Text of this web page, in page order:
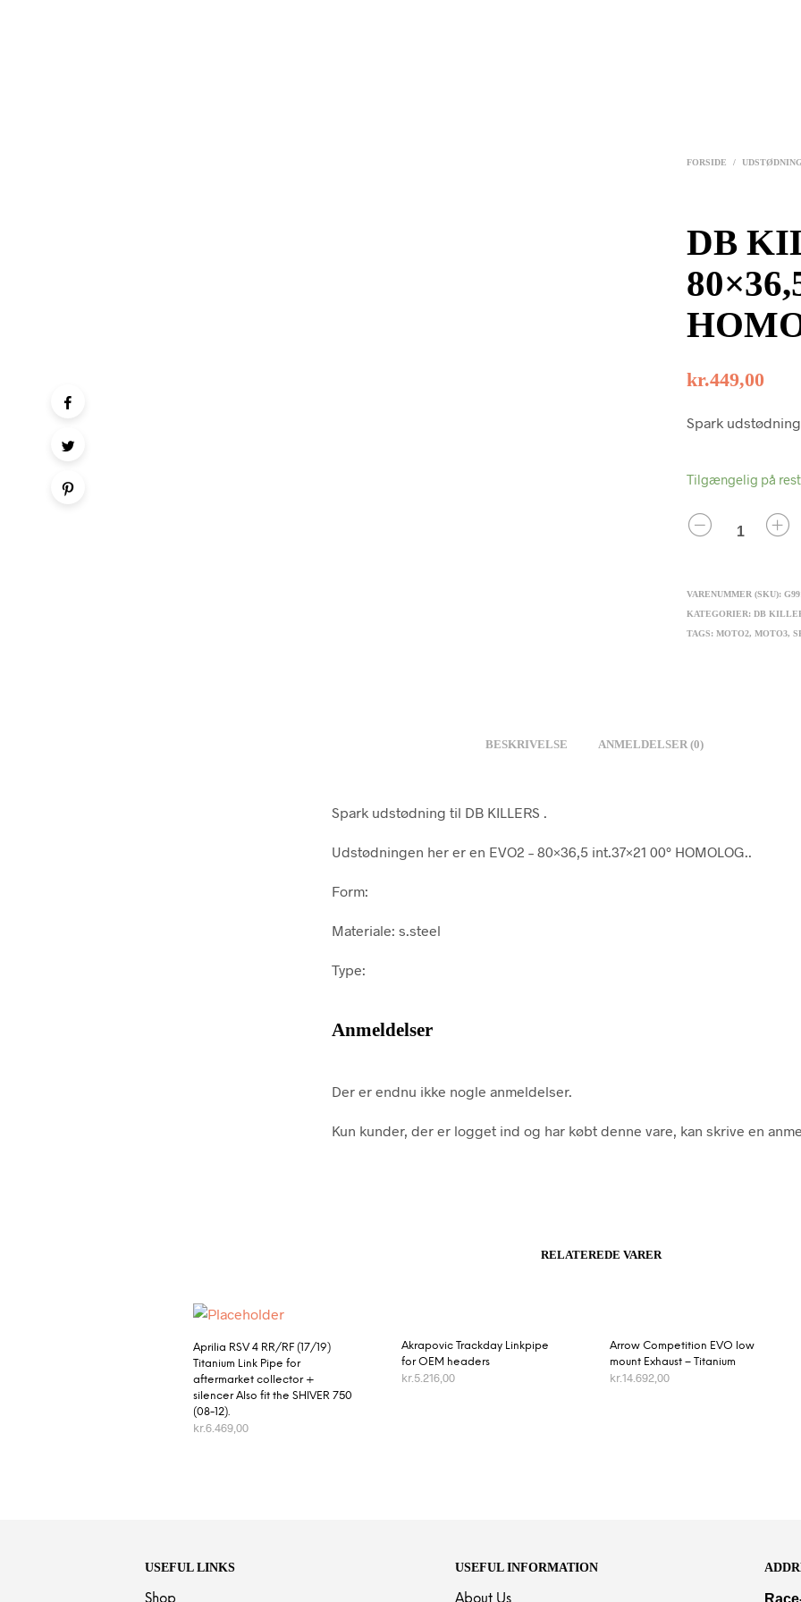
FORSIDE /
DB
kr.449,00
Spark udstødning
Tilgængelig på
ANTAL
VARENUMMER (SKU):
KATEGORIER:DB
TAGS:MOTO2,MOTO3,
BESKRIVELSE ANMELDELSER (0)
Spark udstødning til DB KILLERS .
Udstødningen her er en EVO2 – 80×36,5 int.37×21 00° HOMOLOG..
Form:
Materiale: s.steel
Type:
Anmeldelser
Der er endnu ikke nogle anmeldelser.
Kun kunder, der er logget ind og har købt denne vare, kan skrive en
RELATEREDE VARER
Aprilia RSV 4 RR/RF (17/19)
Titanium Link Pipe for
aftermarket collector +
silencer Also fit the SHIVER 750
(08-12).
kr.6.469,00
Akrapovic Trackday Linkpipe
for OEM headers
kr.5.216,00
Arrow Competition EVO low
mount Exhaust – Titanium
kr.14.692,00
USEFUL LINKS USEFUL INFORMATION